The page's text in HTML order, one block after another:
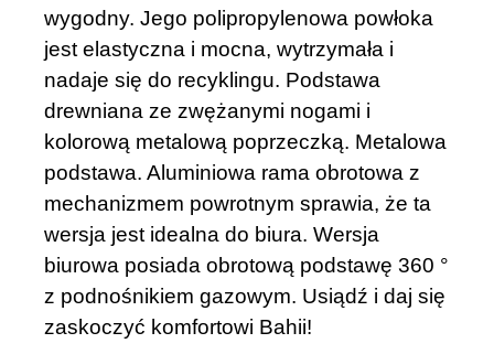
wygodny. Jego polipropylenowa powłoka
jest elastyczna i mocna, wytrzymała i
nadaje się do recyklingu. Podstawa
drewniana ze zwężanymi nogami i
kolorową metalową poprzeczką. Metalowa
podstawa. Aluminiowa rama obrotowa z
mechanizmem powrotnym sprawia, że ​​ta
wersja jest idealna do biura. Wersja
biurowa posiada obrotową podstawę 360 °
z podnośnikiem gazowym. Usiądź i daj się
zaskoczyć komfortowi Bahii!